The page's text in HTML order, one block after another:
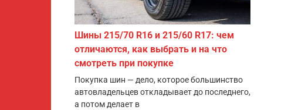
Шины 215/70 R16 и 215/60 R17: чем
отличаются, как выбрать и на что
смотреть при покупке
Покупка шин — дело, которое большинство
автовладельцев откладывает до последнего,
а потом делает в